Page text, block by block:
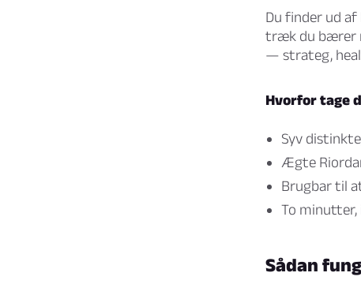
Du finder ud
træk du bærer
— strateg,
Hvorfor tage
Syv
Ægte
Brugbar til
To minutter,
Sådan